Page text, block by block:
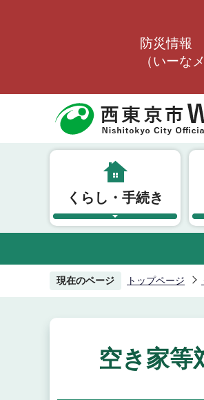
防災情報
（いーな
くらし・手続き
現在のページ トップページ
空き家等